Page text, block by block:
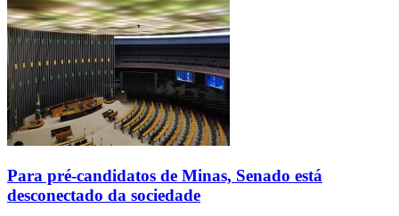
Para pré-candidatos de Minas, Senado está
desconectado da sociedade